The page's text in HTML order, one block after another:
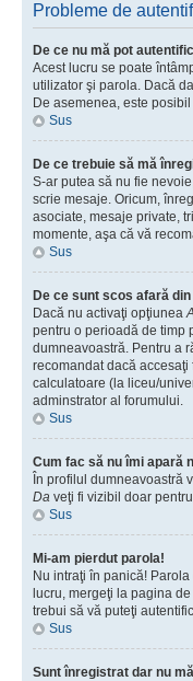
Probleme de
De ce nu mă pot
Acest lucru se poate
utilizator şi parola. Dacă
De asemenea, este
Sus
De ce trebuie să mă
S-ar putea să nu fie
scrie mesaje. Oricum,
asociate, mesaje private,
momente, aşa că vă
Sus
De ce sunt scos afară
Dacă nu activaţi opţiunea
pentru o perioadă de timp
dumneavoastră. Pentru a
recomandat dacă
calculatoare (la liceu/
adminstrator al forumului.
Sus
Cum fac să nu îmi apară
În profilul dumneavoastră
Da veţi fi vizibil doar
Sus
Mi-am pierdut parola!
Nu intraţi în panică!
lucru, mergeţi la pagina
trebui să vă puteţi
Sus
Sunt înregistrat dar nu